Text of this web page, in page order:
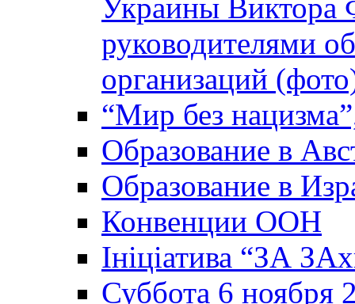
Украины Виктора
руководителями
организаций
“Мир без
Образование в
Образование в
Конвенции ООН
Ініціатива “ЗА
Суббота 6 ноября